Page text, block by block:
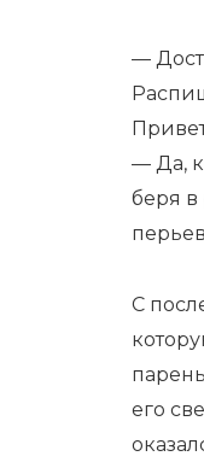
—
— Да,
беря
С
его